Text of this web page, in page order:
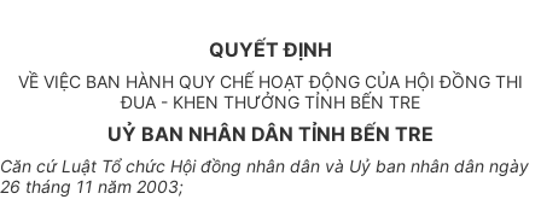
QUYẾT ĐỊNH
VỀ VIỆC BAN HÀNH QUY CHẾ HOẠT ĐỘNG CỦA HỘI ĐỒNG THI
ĐUA - KHEN THƯỞNG TỈNH BẾN TRE
UỶ BAN NHÂN DÂN TỈNH BẾN TRE
Căn cứ Luật Tổ chức Hội đồng nhân dân và Uỷ ban nhân dân ngày
26 tháng 11 năm 2003;